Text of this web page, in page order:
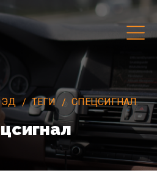
ЭД ТЕГИ СПЕЦСИГНАЛ